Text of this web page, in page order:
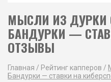
МЫСЛИ ИЗ
БАНДУРКИ —
ОТЗЫВЫ
Главная / Рейтинг капперов /
Бандурки — ставки на